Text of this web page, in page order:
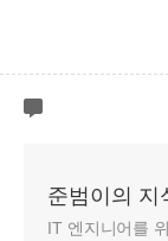
준범이의 지
IT 엔지니어를